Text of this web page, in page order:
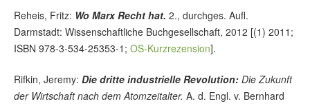
Reheis, Fritz: Wo Marx Recht hat. 2., durchges. Aufl.
Darmstadt: Wissenschaftliche Buchgesellschaft, 2012 [(1) 2011;
ISBN 978-3-534-25353-1; OS-Kurzrezension].
Rifkin, Jeremy: Die dritte industrielle Revolution: Die Zukunft
der Wirtschaft nach dem Atomzeitalter. A. d. Engl. v. Bernhard